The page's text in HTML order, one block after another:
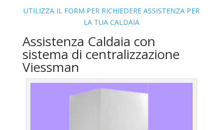
UTILIZZA IL FORM PER RICHIEDERE ASSISTENZA PER
LA TUA CALDAIA
Assistenza Caldaia con
sistema di centralizzazione
Viessman